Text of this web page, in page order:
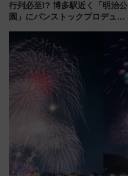
行列必至!? 博多駅近く「明治公
園」にパンストックプロデュー
オープン 秋からはビストロ営業
も！